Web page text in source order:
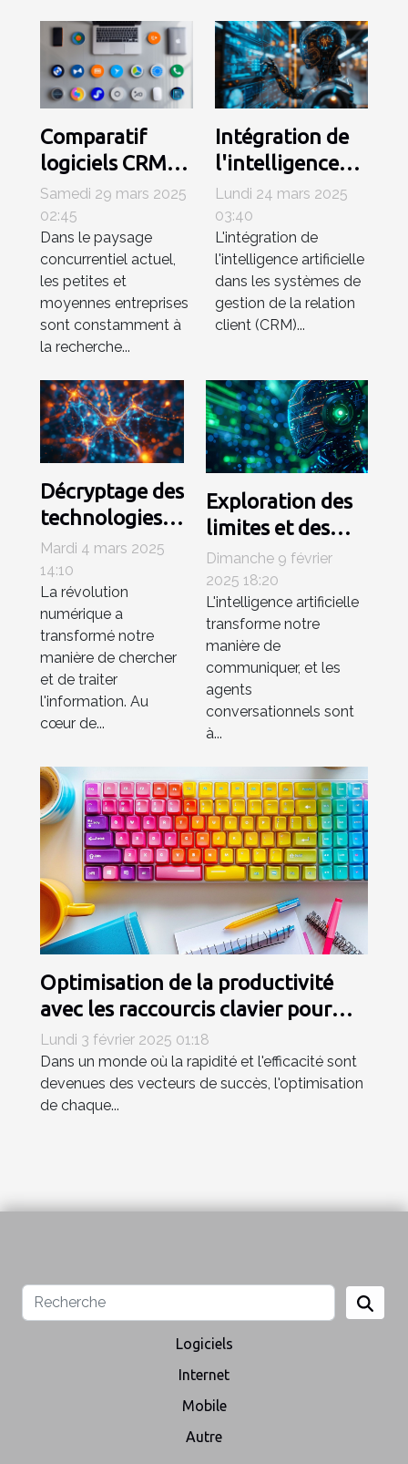
Comparatif
logiciels CRM
2023 quels
outils pour
petites et
moyennes
entreprises
Samedi 29 mars 2025
02:45
Dans le paysage
concurrentiel actuel,
les petites et
moyennes entreprises
sont constamment à
la recherche...
Intégration de
l'intelligence
artificielle dans
les CRM
tendances et
logiciels
émergents
Lundi 24 mars 2025
03:40
L'intégration de
l'intelligence artificielle
dans les systèmes de
gestion de la relation
client (CRM)...
Décryptage des
technologies
derrière les
moteurs de
recherche
basés sur l'IA
Mardi 4 mars 2025
14:10
La révolution
numérique a
transformé notre
manière de chercher
et de traiter
l'information. Au
cœur de...
Exploration des
limites et des
possibilités
futures des
agents
conversationnels
IA
Dimanche 9 février
2025 18:20
L'intelligence artificielle
transforme notre
manière de
communiquer, et les
agents
conversationnels sont
à...
Optimisation de la productivité
avec les raccourcis clavier pour
emojis
Lundi 3 février 2025 01:18
Dans un monde où la rapidité et l'efficacité sont
devenues des vecteurs de succès, l'optimisation
de chaque...
Logiciels
Internet
Mobile
Autre